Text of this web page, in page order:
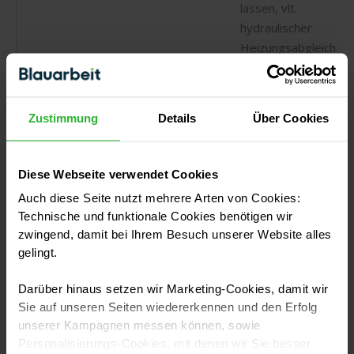
Zustimmung Details Über Cookies
Diese Webseite verwendet Cookies
Auch diese Seite nutzt mehrere Arten von Cookies:
Technische und funktionale Cookies benötigen wir
zwingend, damit bei Ihrem Besuch unserer Website alles
gelingt.
Darüber hinaus setzen wir Marketing-Cookies, damit wir
Sie auf unseren Seiten wiedererkennen und den Erfolg
unserer Kampagnen messen können, sowie
Personalisierungs-Cookies, mit denen wir Sie besser
lassen, vlt.
hydraulischer
Heizungsabgleich
nötig
knarrt
Falsch verlegte
sich aus oder
ziehen sich
Abkühlphasen
durchgehenden
Geräuschen →
Tropfende
Heizung
Verschleiß
Poröse
Fachkraft für die
Heizungswartung